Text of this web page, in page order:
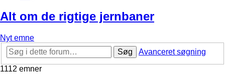
Alt om de rigtige jernbaner
Nyt emne
Søg
Avanceret søgning
1112 emner